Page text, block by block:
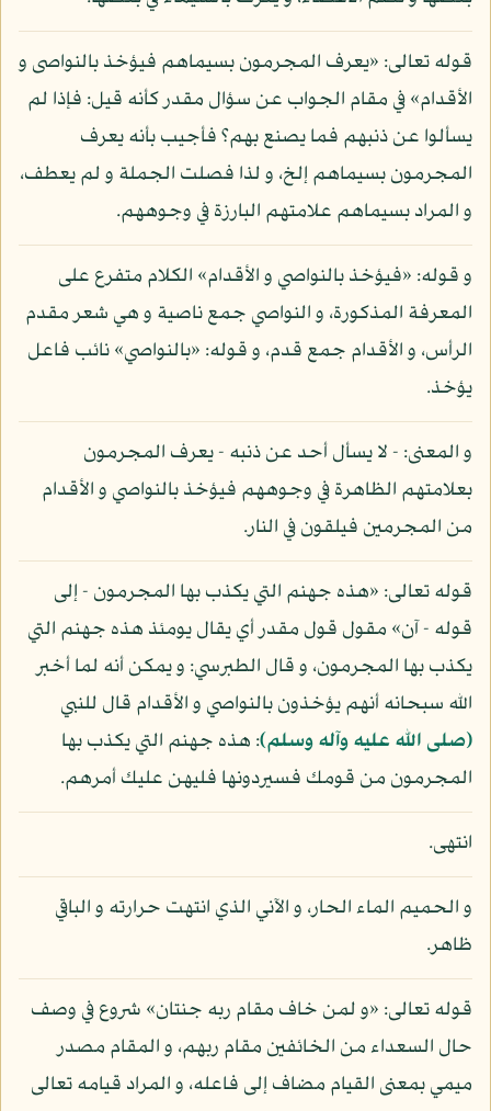
قوله تعالى: «يعرف المجرمون بسيماهم فيؤخذ بالنواصى و
الأقدام» في مقام الجواب عن سؤال مقدر كأنه قيل: فإذا لم
يسألوا عن ذنبهم فما يصنع بهم؟ فأجيب بأنه يعرف
المجرمون بسيماهم إلخ، و لذا فصلت الجملة و لم يعطف،
و المراد بسيماهم علامتهم البارزة في وجوههم.
و قوله: «فيؤخذ بالنواصي و الأقدام» الكلام متفرع على
المعرفة المذكورة، و النواصي جمع ناصية و هي شعر مقدم
الرأس، و الأقدام جمع قدم، و قوله: «بالنواصي» نائب فاعل
يؤخذ.
و المعنى: - لا يسأل أحد عن ذنبه - يعرف المجرمون
بعلامتهم الظاهرة في وجوههم فيؤخذ بالنواصي و الأقدام
من المجرمين فيلقون في النار.
قوله تعالى: «هذه جهنم التي يكذب بها المجرمون - إلى
قوله - آن» مقول قول مقدر أي يقال يومئذ هذه جهنم التي
يكذب بها المجرمون، و قال الطبرسي: و يمكن أنه لما أخبر
الله سبحانه أنهم يؤخذون بالنواصي و الأقدام قال للنبي
(صلى الله عليه وآله وسلم): هذه جهنم التي يكذب بها
المجرمون من قومك فسيردونها فليهن عليك أمرهم.
انتهى.
و الحميم الماء الحار، و الآني الذي انتهت حرارته و الباقي
ظاهر.
قوله تعالى: «و لمن خاف مقام ربه جنتان» شروع في وصف
حال السعداء من الخائفين مقام ربهم، و المقام مصدر
ميمي بمعنى القيام مضاف إلى فاعله، و المراد قيامه تعالى